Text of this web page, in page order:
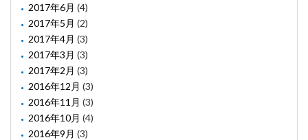
2017年6月 (4)
2017年5月 (2)
2017年4月 (3)
2017年3月 (3)
2017年2月 (3)
2016年12月 (3)
2016年11月 (3)
2016年10月 (4)
2016年9月 (3)